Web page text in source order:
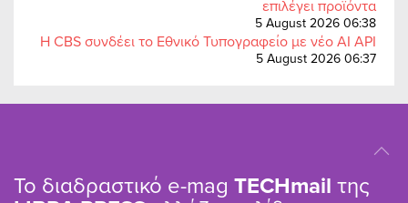
επιλέγει προϊόντα
5 August 2026 06:38
Η CBS συνδέει το Εθνικό Τυπογραφείο με νέο AI API
5 August 2026 06:37
Το διαδραστικό e-mag TΕCHmail της